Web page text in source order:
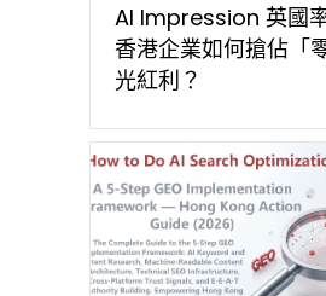
AI Impression 英國
香港企業如何搶佔「
光紅利？